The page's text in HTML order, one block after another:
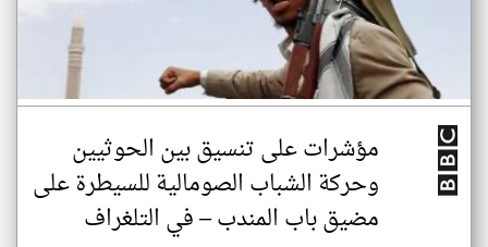
مؤشرات على تنسيق بين الحوثيين
وحركة الشباب الصومالية للسيطرة على
مضيق باب المندب – في التلغراف